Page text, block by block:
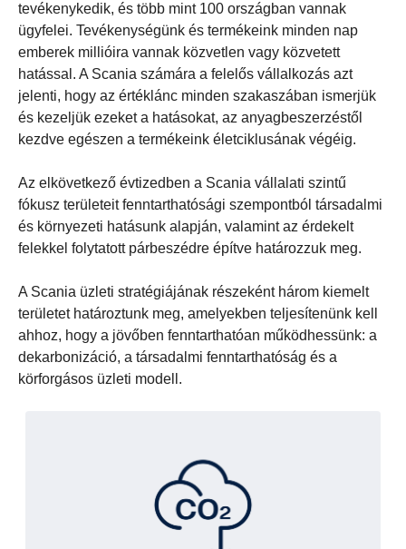
tevékenykedik, és több mint 100 országban vannak
ügyfelei. Tevékenységünk és termékeink minden nap
emberek millióira vannak közvetlen vagy közvetett
hatással. A Scania számára a felelős vállalkozás azt
jelenti, hogy az értéklánc minden szakaszában ismerjük
és kezeljük ezeket a hatásokat, az anyagbeszerzéstől
kezdve egészen a termékeink életciklusának végéig.
Az elkövetkező évtizedben a Scania vállalati szintű
fókusz területeit fenntarthatósági szempontból társadalmi
és környezeti hatásunk alapján, valamint az érdekelt
felekkel folytatott párbeszédre építve határozzuk meg.
A Scania üzleti stratégiájának részeként három kiemelt
területet határoztunk meg, amelyekben teljesítenünk kell
ahhoz, hogy a jövőben fenntarthatóan működhessünk: a
dekarbonizáció, a társadalmi fenntarthatóság és a
körforgásos üzleti modell.